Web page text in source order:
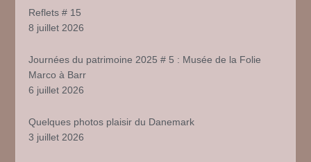
Reflets # 15
8 juillet 2026
Journées du patrimoine 2025 # 5 : Musée de la Folie
Marco à Barr
6 juillet 2026
Quelques photos plaisir du Danemark
3 juillet 2026